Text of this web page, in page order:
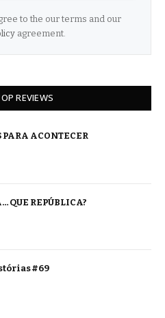
to the our terms and our
agreement.
REVIEWS
ACONTECER
QUE REPÚBLICA?
#69